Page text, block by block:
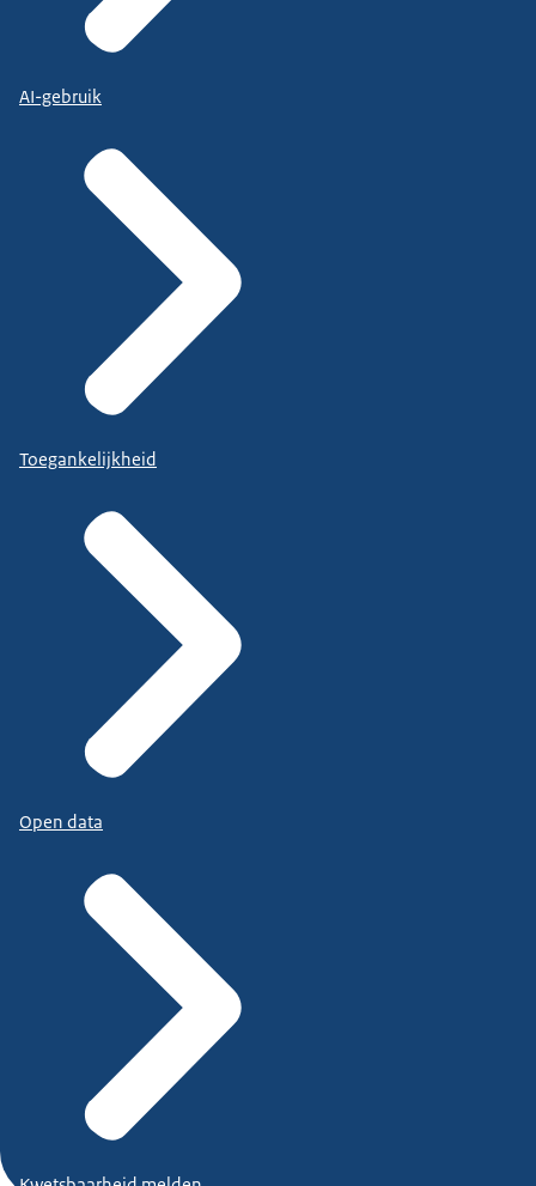
AI-gebruik
Toegankelijkheid
Open data